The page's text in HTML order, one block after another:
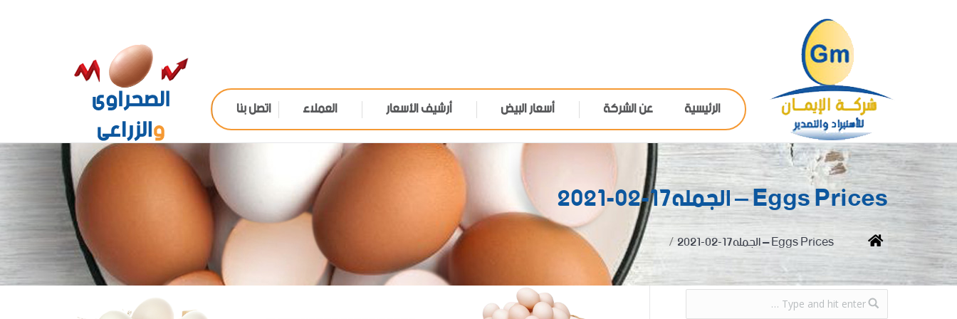
الرئيسية عن الشركة أسعار البيض أرشيف الأسعار العملاء اتصل بنا
Eggs Prices – الجمله17-02-2021
You are here:
Home Eggs Prices – الجمله17-02-2021